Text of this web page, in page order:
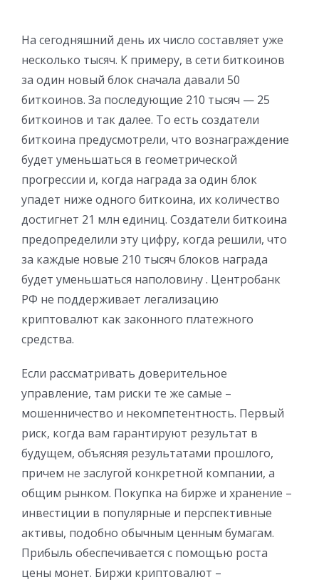
На сегодняшний день их число составляет уже
несколько тысяч. К примеру, в сети биткоинов
за один новый блок сначала давали 50
биткоинов. За последующие 210 тысяч — 25
биткоинов и так далее. То есть создатели
биткоина предусмотрели, что вознаграждение
будет уменьшаться в геометрической
прогрессии и, когда награда за один блок
упадет ниже одного биткоина, их количество
достигнет 21 млн единиц. Создатели биткоина
предопределили эту цифру, когда решили, что
за каждые новые 210 тысяч блоков награда
будет уменьшаться наполовину . Центробанк
РФ не поддерживает легализацию
криптовалют как законного платежного
средства.
Если рассматривать доверительное
управление, там риски те же самые –
мошенничество и некомпетентность. Первый
риск, когда вам гарантируют результат в
будущем, объясняя результатами прошлого,
причем не заслугой конкретной компании, а
общим рынком. Покупка на бирже и хранение –
инвестиции в популярные и перспективные
активы, подобно обычным ценным бумагам.
Прибыль обеспечивается с помощью роста
цены монет. Биржи криптовалют –